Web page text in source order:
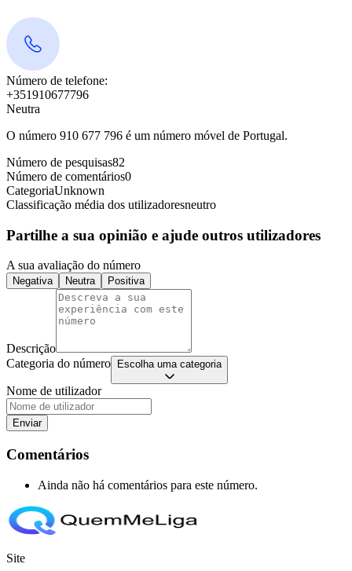
Número de telefone:
+351910677796
Neutra
O número 910 677 796 é um número móvel de Portugal.
Número de pesquisas82
Número de comentários0
CategoriaUnknown
Classificação média dos utilizadoresneutro
Partilhe a sua opinião e ajude outros utilizadores
A sua avaliação do número
Negativa Neutra Positiva
Descrição
Categoria do número
Escolha uma categoria
Nome de utilizador
Enviar
Comentários
Ainda não há comentários para este número.
Site